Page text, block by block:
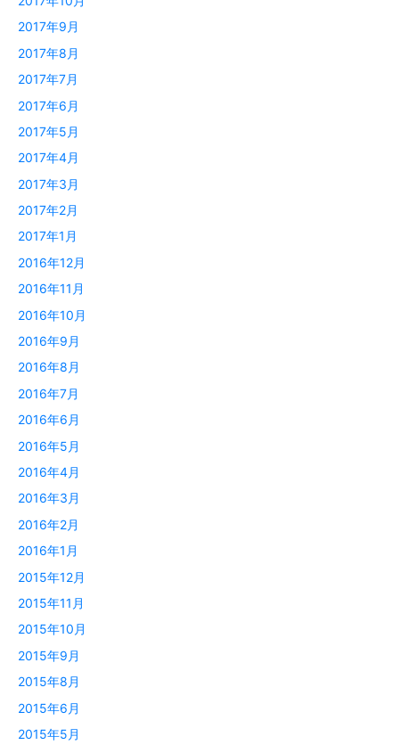
2017年9月
2017年8月
2017年7月
2017年6月
2017年5月
2017年4月
2017年3月
2017年2月
2017年1月
2016年12月
2016年11月
2016年10月
2016年9月
2016年8月
2016年7月
2016年6月
2016年5月
2016年4月
2016年3月
2016年2月
2016年1月
2015年12月
2015年11月
2015年10月
2015年9月
2015年8月
2015年6月
2015年5月